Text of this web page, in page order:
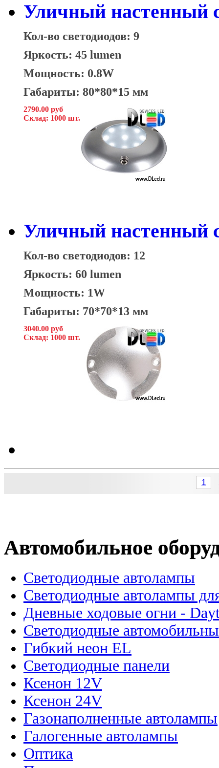
Уличный настенный
Кол-во светодиодов: 9
Яркость: 45 lumen
Мощность: 0.8W
Габариты: 80*80*15 мм
2790.00 руб
Склад: 1000 шт.
Уличный настенный
Кол-во светодиодов: 12
Яркость: 60 lumen
Мощность: 1W
Габариты: 70*70*13 мм
3040.00 руб
Склад: 1000 шт.
1
Автомобильное
Светодиодные автолампы
Светодиодные автолампы
Дневные ходовые огни -
Светодиодные
Гибкий неон EL
Светодиодные панели
Ксенон 12V
Ксенон 24V
Газонаполненные автолампы
Галогенные автолампы
Оптика